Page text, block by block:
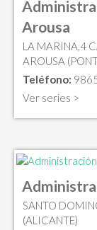
Arousa
LA MARINA,4
AROUSA
Teléfono:
Ver series >
SANTO
(ALICANTE)